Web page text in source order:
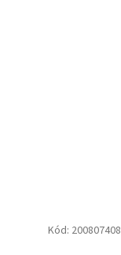
Kód: 200807408